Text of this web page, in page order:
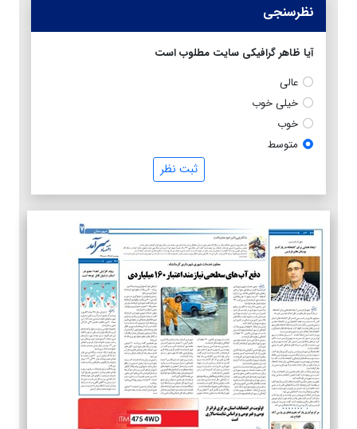
نظرسنجی
آیا ظاهر گرافیکی سایت مطلوب است
عالی
خیلی خوب
خوب
متوسط
ثبت نظر